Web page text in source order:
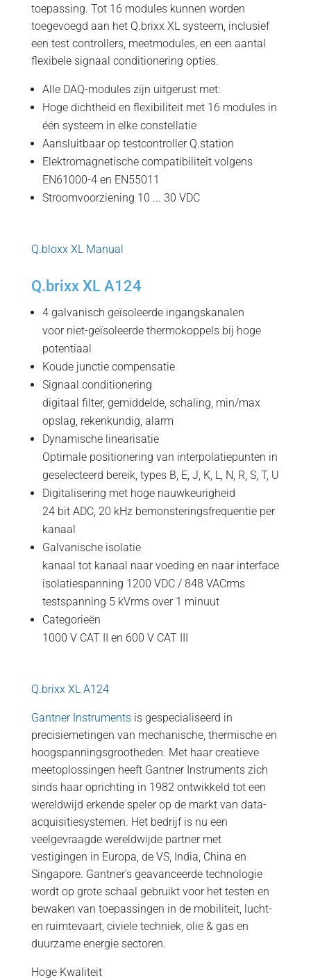
toepassing. Tot 16 modules kunnen worden
toegevoegd aan het Q.brixx XL systeem, inclusief
een test controllers, meetmodules, en een aantal
flexibele signaal conditionering opties.
Alle DAQ-modules zijn uitgerust met:
Hoge dichtheid en flexibiliteit met 16 modules in
één systeem in elke constellatie
Aansluitbaar op testcontroller Q.station
Elektromagnetische compatibiliteit volgens
EN61000-4 en EN55011
Stroomvoorziening 10 ... 30 VDC
Q.bloxx XL Manual
Q.brixx XL A124
4 galvanisch geïsoleerde ingangskanalen
voor niet-geïsoleerde thermokoppels bij hoge
potentiaal
Koude junctie compensatie
Signaal conditionering
digitaal filter, gemiddelde, schaling, min/max
opslag, rekenkundig, alarm
Dynamische linearisatie
Optimale positionering van interpolatiepunten in
geselecteerd bereik, types B, E, J, K, L, N, R, S, T, U
Digitalisering met hoge nauwkeurigheid
24 bit ADC, 20 kHz bemonsteringsfrequentie per
kanaal
Galvanische isolatie
kanaal tot kanaal naar voeding en naar interface
isolatiespanning 1200 VDC / 848 VACrms
testspanning 5 kVrms over 1 minuut
Categorieën
1000 V CAT II en 600 V CAT III
Q.brixx XL A124
Gantner Instrumentsis gespecialiseerd in
precisiemetingen van mechanische, thermische en
hoogspanningsgrootheden. Met haar creatieve
meetoplossingen heeft Gantner Instruments zich
sinds haar oprichting in 1982 ontwikkeld tot een
wereldwijd erkende speler op de markt van data-
acquisitiesystemen. Het bedrijf is nu een
veelgevraagde wereldwijde partner met
vestigingen in Europa, de VS, India, China en
Singapore. Gantner's geavanceerde technologie
wordt op grote schaal gebruikt voor het testen en
bewaken van toepassingen in de mobiliteit, lucht-
en ruimtevaart, civiele techniek, olie & gas en
duurzame energie sectoren.
Hoge Kwaliteit